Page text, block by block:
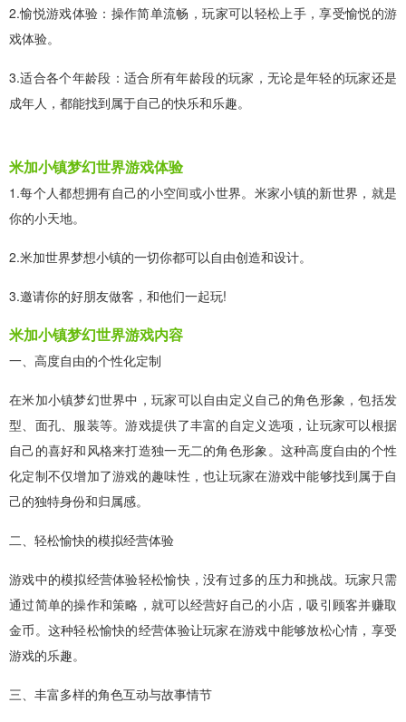
2.愉悦游戏体验：操作简单流畅，玩家可以轻松上手，享受愉悦的游
戏体验。
3.适合各个年龄段：适合所有年龄段的玩家，无论是年轻的玩家还是
成年人，都能找到属于自己的快乐和乐趣。
米加小镇梦幻世界游戏体验
1.每个人都想拥有自己的小空间或小世界。米家小镇的新世界，就是
你的小天地。
2.米加世界梦想小镇的一切你都可以自由创造和设计。
3.邀请你的好朋友做客，和他们一起玩!
米加小镇梦幻世界游戏内容
一、高度自由的个性化定制
在米加小镇梦幻世界中，玩家可以自由定义自己的角色形象，包括发
型、面孔、服装等。游戏提供了丰富的自定义选项，让玩家可以根据
自己的喜好和风格来打造独一无二的角色形象。这种高度自由的个性
化定制不仅增加了游戏的趣味性，也让玩家在游戏中能够找到属于自
己的独特身份和归属感。
二、轻松愉快的模拟经营体验
游戏中的模拟经营体验轻松愉快，没有过多的压力和挑战。玩家只需
通过简单的操作和策略，就可以经营好自己的小店，吸引顾客并赚取
金币。这种轻松愉快的经营体验让玩家在游戏中能够放松心情，享受
游戏的乐趣。
三、丰富多样的角色互动与故事情节